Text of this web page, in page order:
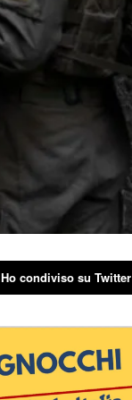
Ho condiviso su Twitter